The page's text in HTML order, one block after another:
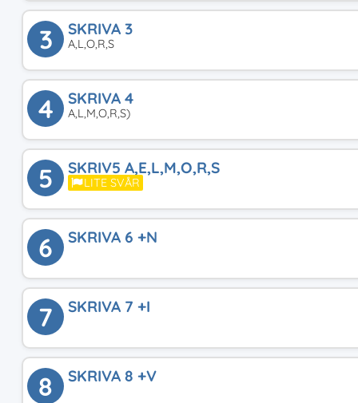
3 SKRIVA 3
A,L,O,R,S
4 SKRIVA 4
A,L,M,O,R,S)
5 SKRIV5 A,E,L,M,O,R,S
LITE SVÅR
6 SKRIVA 6 +N
7 SKRIVA 7 +I
8 SKRIVA 8 +V